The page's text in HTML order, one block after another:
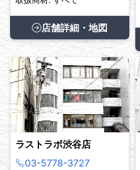
店舗詳細・地図
ラストラボ渋谷店
03-5778-3727